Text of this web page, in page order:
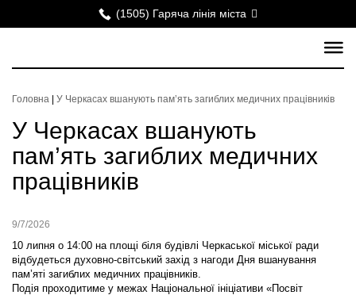
(1505) Гаряча лінія міста
Головна У Черкасах вшанують пам’ять загиблих медичних працівників
У Черкасах вшанують
пам’ять загиблих медичних
працівників
9/7/2026
10 липня о 14:00 на площі біля будівлі Черкаської міської ради
відбудеться духовно-світський захід з нагоди Дня вшанування
пам’яті загиблих медичних працівників.
Подія проходитиме у межах Національної ініціативи «Посвіт